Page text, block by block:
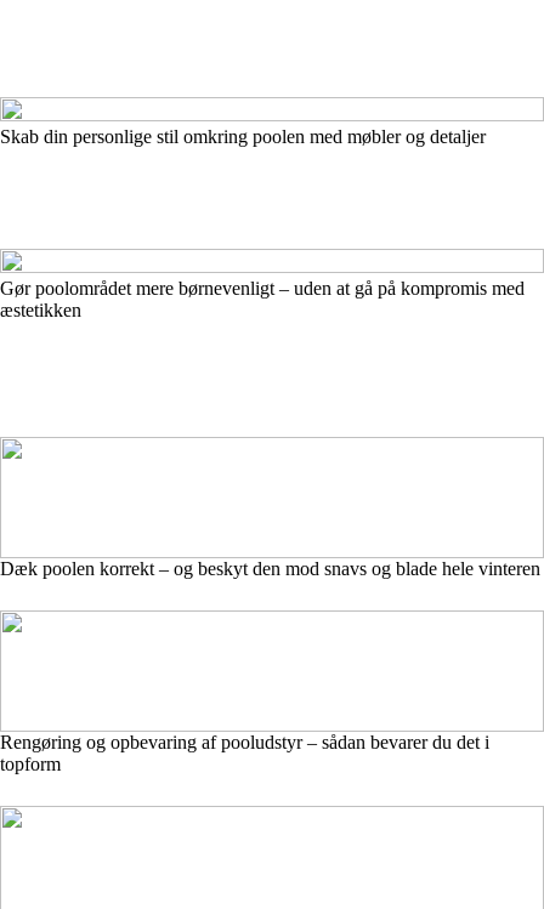
Skab din personlige stil omkring poolen med møbler og detaljer
Gør poolområdet mere børnevenligt – uden at gå på kompromis med
æstetikken
Dæk poolen korrekt – og beskyt den mod snavs og blade hele vinteren
Rengøring og opbevaring af pooludstyr – sådan bevarer du det i
topform